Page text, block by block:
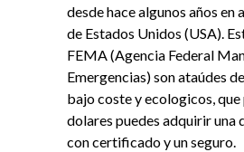
desde hace algunos años en
de Estados Unidos (USA).
FEMA (Agencia Federal
Emergencias) son ataúdes
bajo coste y ecologicos,
dolares puedes adquirir una
con certificado y un seguro.